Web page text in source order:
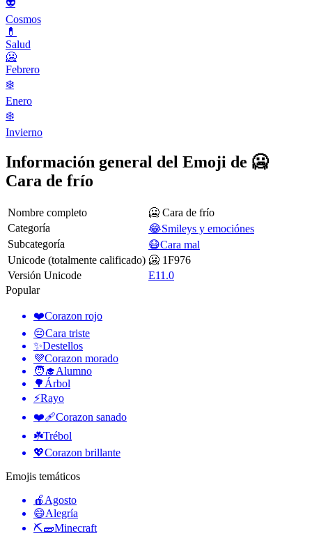
👽
Cosmos
💊
Salud
🥶
Febrero
❄️
Enero
❄️
Invierno
Información general del Emoji de 🥶
Cara de frío
Nombre completo
🥶 Cara de frío
Categoría
😂Smileys y emociónes
Subcategoría
😷Cara mal
Unicode (totalmente calificado) 🥶 1F976
Versión Unicode
E11.0
Popular
❤️Corazon rojo
😔Cara triste
✨Destellos
💜Corazon morado
🧑‍🎓Alumno
🌳 Árbol
⚡Rayo
❤️‍🩹Corazon sanado
☘️Trébol
💖Corazon brillante
Emojis temáticos
🍎 Agosto
😄Alegría
⛏🧱Minecraft